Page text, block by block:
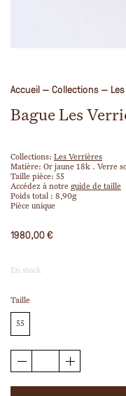
Accueil—Collections—
Bague Les
Collections: Les Verrières
Matière: Or jaune 18k . Verre
Taille pièce: 55
Accédez à notre guide de taille
Poids total : 8,90g
Pièce unique
1980,00€
En stock
Taille
55